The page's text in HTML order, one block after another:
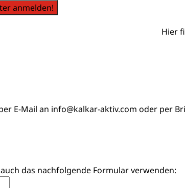
anmelden!
Hier
E-Mail an info@kalkar-aktiv.com oder per
das nachfolgende Formular verwenden: